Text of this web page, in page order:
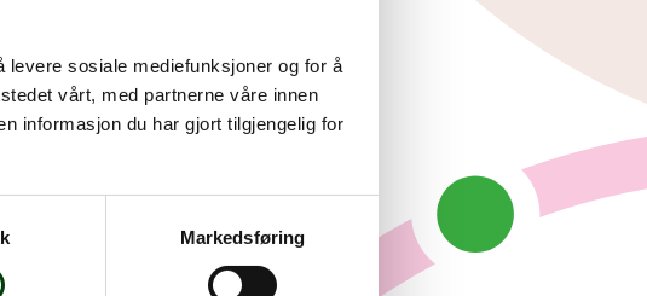
sosiale mediefunksjoner og for å
vårt, med partnerne våre innen
informasjon du har gjort tilgjengelig for
Markedsføring